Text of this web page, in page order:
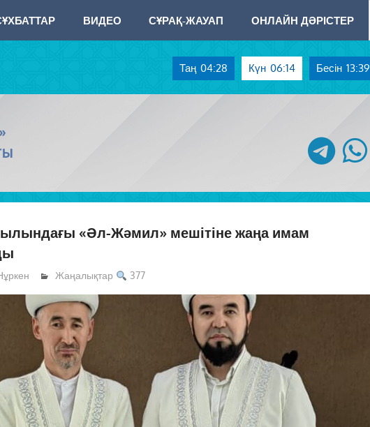
ВИДЕО СҰРАҚ-ЖАУАП ОНЛАЙН ДӘРІСТЕР
Таң 04:28 Күн 06:14 Бесін 13:39
telegram
«Әл-Жәмил» мешітіне жаңа имам
Жаңалықтар 377